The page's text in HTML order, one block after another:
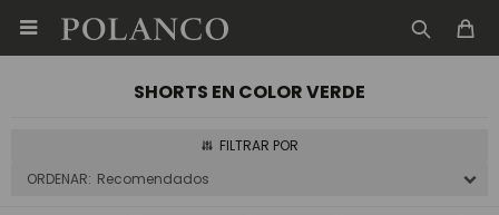

SHORTS EN COLOR VERDE
Recomendados